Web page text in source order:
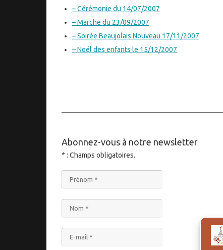
– Cérémonie du 14/07/2007
– Marche du 23/09/2007
– Soirée Beaujolais Nouveau 17/11/2007
– Noël des enfants le 15/12/2007
Abonnez-vous à notre newsletter
* : Champs obligatoires.